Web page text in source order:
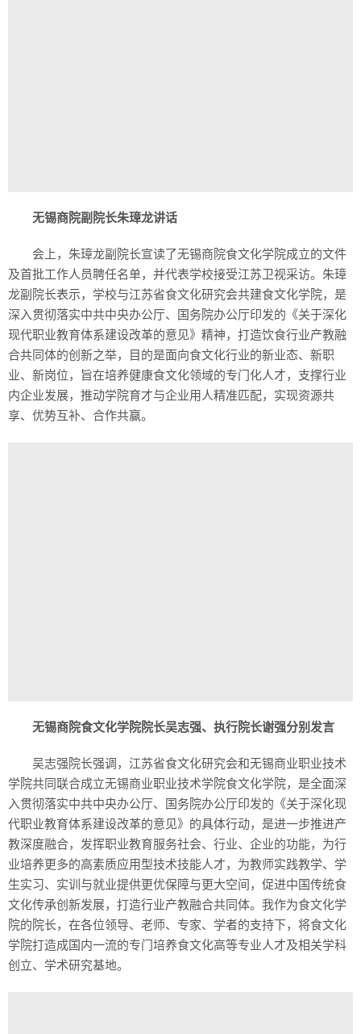
无锡商院副院长朱璋龙讲话
会上，朱璋龙副院长宣读了无锡商院食文化学院成立的文件
及首批工作人员聘任名单，并代表学校接受江苏卫视采访。朱璋
龙副院长表示，学校与江苏省食文化研究会共建食文化学院，是
深入贯彻落实中共中央办公厅、国务院办公厅印发的《关于深化
现代职业教育体系建设改革的意见》精神，打造饮食行业产教融
合共同体的创新之举，目的是面向食文化行业的新业态、新职
业、新岗位，旨在培养健康食文化领域的专门化人才，支撑行业
内企业发展，推动学院育才与企业用人精准匹配，实现资源共
享、优势互补、合作共赢。
无锡商院食文化学院院长吴志强、执行院长谢强分别发言
吴志强院长强调，江苏省食文化研究会和无锡商业职业技术
学院共同联合成立无锡商业职业技术学院食文化学院，是全面深
入贯彻落实中共中央办公厅、国务院办公厅印发的《关于深化现
代职业教育体系建设改革的意见》的具体行动，是进一步推进产
教深度融合，发挥职业教育服务社会、行业、企业的功能，为行
业培养更多的高素质应用型技术技能人才，为教师实践教学、学
生实习、实训与就业提供更优保障与更大空间，促进中国传统食
文化传承创新发展，打造行业产教融合共同体。我作为食文化学
院的院长，在各位领导、老师、专家、学者的支持下，将食文化
学院打造成国内一流的专门培养食文化高等专业人才及相关学科
创立、学术研究基地。